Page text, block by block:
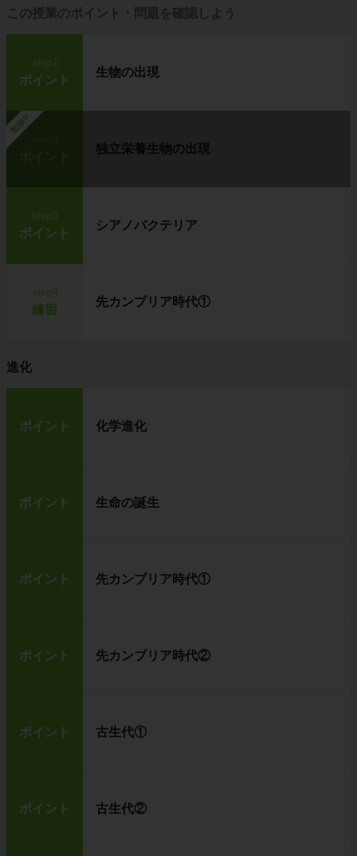
この授業のポイント・問題を確認しよう
step1
ポイント
生物の出現
勉強中
ポイント
独立栄養生物の出現
step3
ポイント
シアノバクテリア
練習
先カンブリア時代①
進化
ポイント 化学進化
ポイント 生命の誕生
ポイント 先カンブリア時代①
ポイント 先カンブリア時代②
ポイント 古生代①
ポイント 古生代②